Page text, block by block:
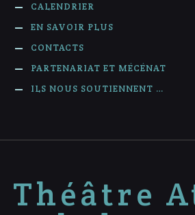
CALENDRIER
EN SAVOIR PLUS
CONTACTS
PARTENARIAT ET MÉCÉNAT
ILS NOUS SOUTIENNENT …
Théâtre